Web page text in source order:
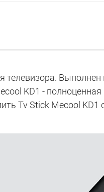
телевизора.
KD1 -
Tv Stick Mecool